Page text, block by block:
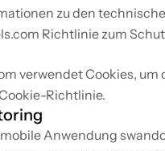
zu den
Richtlinie zum
verwendet Cookies,
Richtlinie.
Anwendung